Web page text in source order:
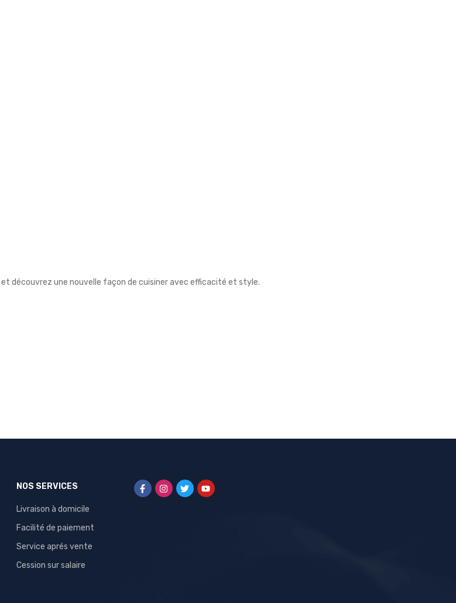
et découvrez une nouvelle façon de cuisiner avec efficacité et style.
NOS SERVICES
Livraison à domicile
Facilité de paiement
Service aprés vente
Cession sur salaire